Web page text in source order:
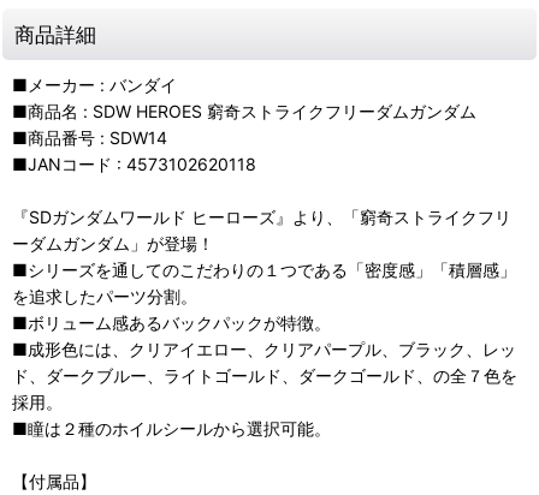
商品詳細
■メーカー : バンダイ
■商品名 : SDW HEROES 窮奇ストライクフリーダムガンダム
■商品番号 : SDW14
■JANコード : 4573102620118
『SDガンダムワールド ヒーローズ』より、「窮奇ストライクフリ
ーダムガンダム」が登場！
■シリーズを通してのこだわりの１つである「密度感」「積層感」
を追求したパーツ分割。
■ボリューム感あるバックパックが特徴。
■成形色には、クリアイエロー、クリアパープル、ブラック、レッ
ド、ダークブルー、ライトゴールド、ダークゴールド、の全７色を
採用。
■瞳は２種のホイルシールから選択可能。
【付属品】